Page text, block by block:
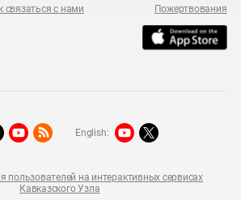
связаться с нами Пожертвования
пользователей на интерактивных сервисах
Кавказского Узла
English: